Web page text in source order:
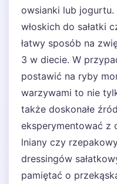
owsianki lub
włoskich do sałatki
łatwy sposób na
3 w diecie. W
postawić na ryby
warzywami to nie
także doskonałe
eksperymentować z
lniany czy
dressingów
pamiętać o